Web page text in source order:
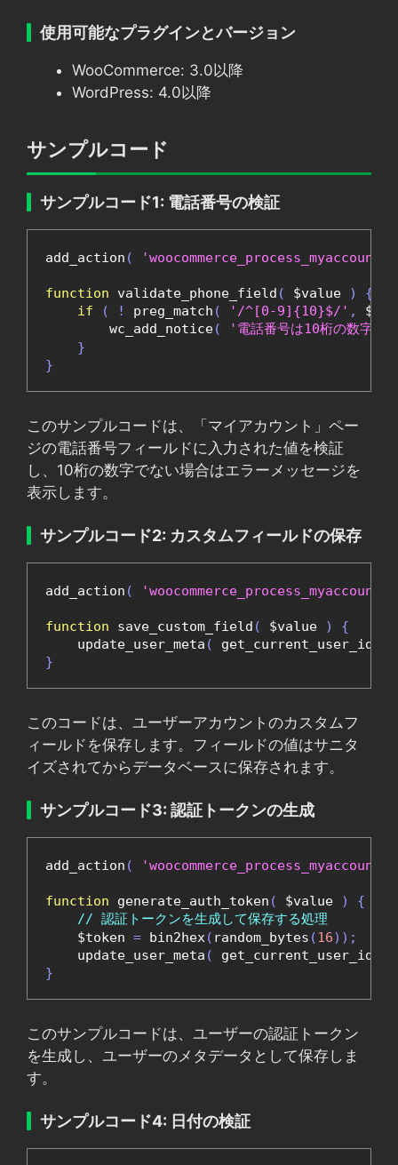
使用可能なプラグインとバージョン
WooCommerce: 3.0以降
WordPress: 4.0以降
サンプルコード
サンプルコード1: 電話番号の検証
add_action (
function validate_phone_field ( $value )
{
if
( ! preg_match ( '/^[0-9]{10}$/' ,
        wc_add_notice
(
'電話番号は10桁の数字で
}
}
このサンプルコードは、「マイアカウント」ペー
ジの電話番号フィールドに入力された値を検証
し、10桁の数字でない場合はエラーメッセージを
表示します。
サンプルコード2: カスタムフィールドの保存
add_action (
function save_custom_field ( $value )
{
    update_user_meta
( get_current_user_id
}
このコードは、ユーザーアカウントのカスタムフ
ィールドを保存します。フィールドの値はサニタ
イズされてからデータベースに保存されます。
サンプルコード3: 認証トークンの生成
add_action (
function generate_auth_token ( $value )
{
// 認証トークンを生成して保存する処理
    $token
= bin2hex( random_bytes (16));
    update_user_meta
( get_current_user_id
}
このサンプルコードは、ユーザーの認証トークン
を生成し、ユーザーのメタデータとして保存しま
す。
サンプルコード4: 日付の検証